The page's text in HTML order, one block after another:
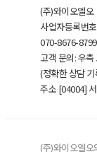
(주)와이오엘오
사업자등록번
070-8676-
고객 문의: 우
(정확한 상담
주소 [04004]
(주)와이오엘오